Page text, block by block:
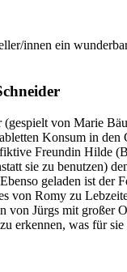
innen ein
von Marie
Konsum in
Freundin Hilde
sie zu
geladen ist der
von Romy zu
von Jürgs mit
erkennen, was für sie